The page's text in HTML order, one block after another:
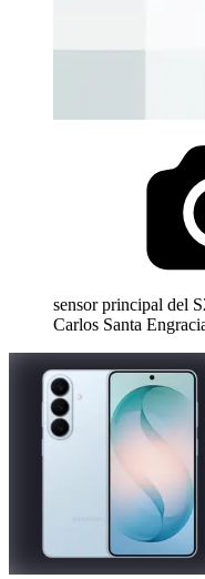
sensor principal del
Carlos Santa